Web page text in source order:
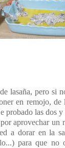
lasaña, pero si
en remojo,
probado las dos y
aprovechar un
a dorar en la
para que no